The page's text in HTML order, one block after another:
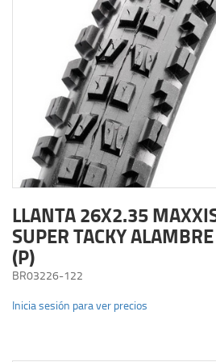
LLANTA 26X2.35
SUPER TACKY
(P)
BR03226-122
Inicia sesión para ver precios